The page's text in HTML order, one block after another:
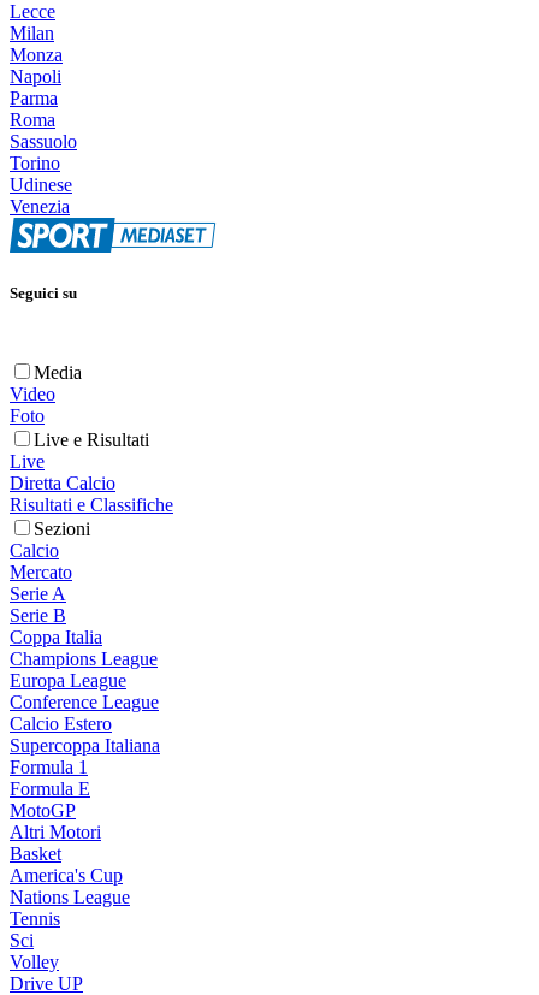
Lecce
Milan
Monza
Napoli
Parma
Roma
Sassuolo
Torino
Udinese
Venezia
Seguici su
Media
Video
Foto
Live e Risultati
Live
Diretta Calcio
Risultati e Classifiche
Sezioni
Calcio
Mercato
Serie A
Serie B
Coppa Italia
Champions League
Europa League
Conference League
Calcio Estero
Supercoppa Italiana
Formula 1
Formula E
MotoGP
Altri Motori
Basket
America's Cup
Nations League
Tennis
Sci
Volley
Drive UP